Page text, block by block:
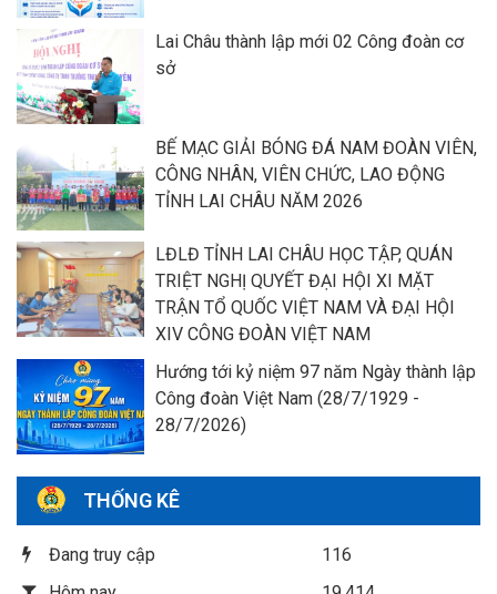
Lai Châu thành lập mới 02 Công đoàn cơ
sở
BẾ MẠC GIẢI BÓNG ĐÁ NAM ĐOÀN VIÊN,
CÔNG NHÂN, VIÊN CHỨC, LAO ĐỘNG
TỈNH LAI CHÂU NĂM 2026
LĐLĐ TỈNH LAI CHÂU HỌC TẬP, QUÁN
TRIỆT NGHỊ QUYẾT ĐẠI HỘI XI MẶT
TRẬN TỔ QUỐC VIỆT NAM VÀ ĐẠI HỘI
XIV CÔNG ĐOÀN VIỆT NAM
Hướng tới kỷ niệm 97 năm Ngày thành lập
Công đoàn Việt Nam (28/7/1929 -
28/7/2026)
THỐNG KÊ
Đang truy cập
116